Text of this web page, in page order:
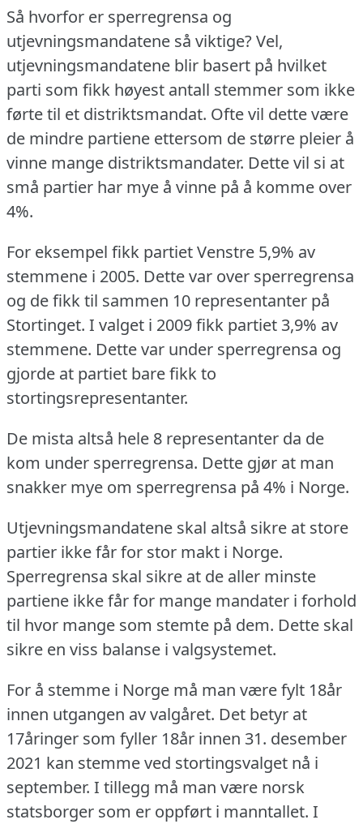
Så hvorfor er sperregrensa og
utjevningsmandatene så viktige?Vel,
utjevningsmandatene blir basert på hvilket
parti som fikk høyest antall stemmer som ikke
førte til et distriktsmandat. Ofte vil dette være
de mindre partiene ettersom de større pleier å
vinne mange distriktsmandater. Dette vil si at
små partier har mye å vinne på å komme over
4%.
For eksempel fikk partiet Venstre 5,9% av
stemmene i 2005. Dette var over sperregrensa
og de fikk til sammen 10 representanter på
Stortinget. I valget i 2009 fikk partiet 3,9% av
stemmene. Dette var under sperregrensa og
gjorde at partiet bare fikk to
stortingsrepresentanter.
De mista altså hele 8 representanter da de
kom under sperregrensa. Dette gjør at man
snakker mye om sperregrensa på 4% i Norge.
Utjevningsmandatene skal altså sikre at store
partier ikke får for stor makt i Norge.
Sperregrensa skal sikre at de aller minste
partiene ikke får for mange mandater i forhold
til hvor mange som stemte på dem. Dette skal
sikre en viss balanse i valgsystemet.
For å stemme i Norge må man være fylt 18år
innen utgangen av valgåret. Det betyr at
17åringer som fyller 18år innen 31. desember
2021 kan stemme ved stortingsvalget nå i
september. I tillegg må man være norsk
statsborger som er oppført i manntallet. I